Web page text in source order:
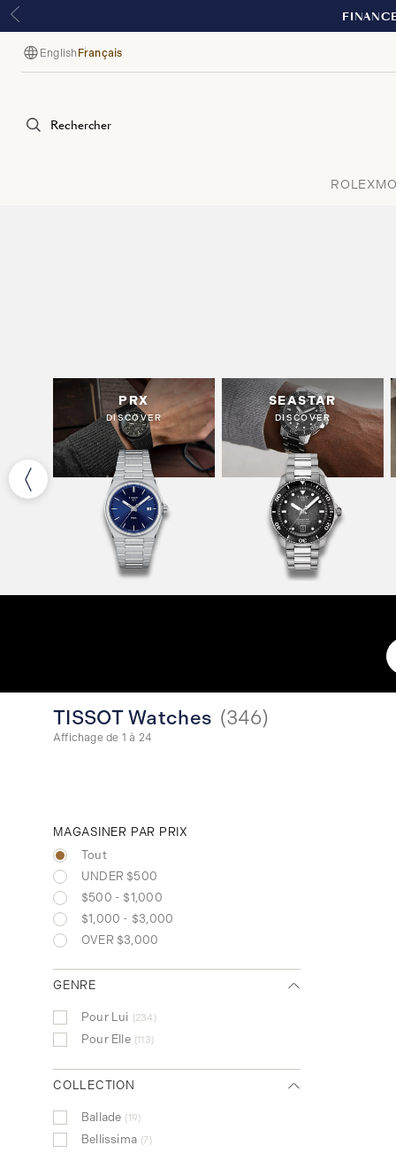
Langue
English Français
Rechercher
ROLEX
PRX
DISCOVER
SEASTAR
DISCOVER
TISSOT Watches (346)
Affichage de 1 à 24
MAGASINER PAR PRIX
Tout
UNDER $500
$500 - $1,000
$1,000 - $3,000
OVER $3,000
GENRE
Pour Lui 234
Pour Elle 113
COLLECTION
Ballade 19
Bellissima 7